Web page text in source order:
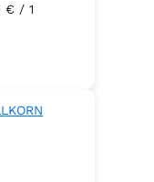
zu 100
für
€ / 1